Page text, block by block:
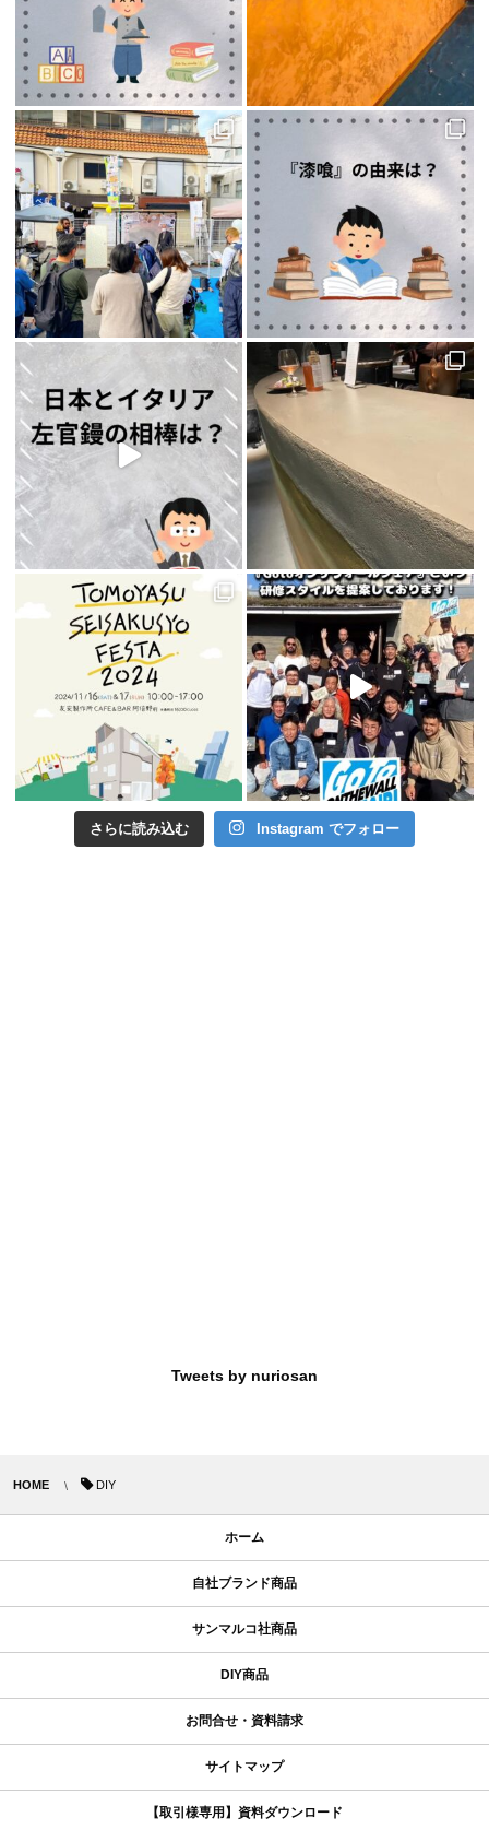
さらに読み込む Instagram でフォロー
Tweets by nuriosan
HOME DIY
ホーム
自社ブランド商品
サンマルコ社商品
DIY商品
お問合せ・資料請求
サイトマップ
【取引様専用】資料ダウンロード